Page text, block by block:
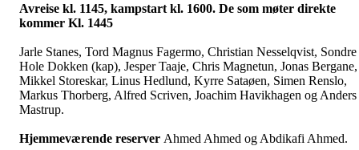
Avreise kl. 1145, kampstart kl. 1600. De som møter direkte
kommer Kl. 1445
Jarle Stanes, Tord Magnus Fagermo, Christian Nesselqvist, Sondre
Hole Dokken (kap), Jesper Taaje, Chris Magnetun, Jonas Bergane,
Mikkel Storeskar, Linus Hedlund, Kyrre Sataøen, Simen Renslo,
Markus Thorberg, Alfred Scriven, Joachim Havikhagen og Anders
Mastrup.
Hjemmeværende reserver Ahmed Ahmed og Abdikafi Ahmed.